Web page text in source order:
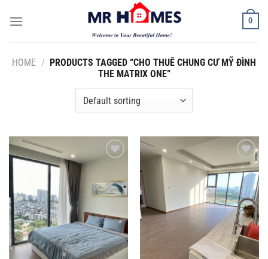
0
HOME / PRODUCTS TAGGED “CHO THUÊ CHUNG CƯ MỸ ĐÌNH
THE MATRIX ONE”
Add to
Wishlist
Add to
Wishlist